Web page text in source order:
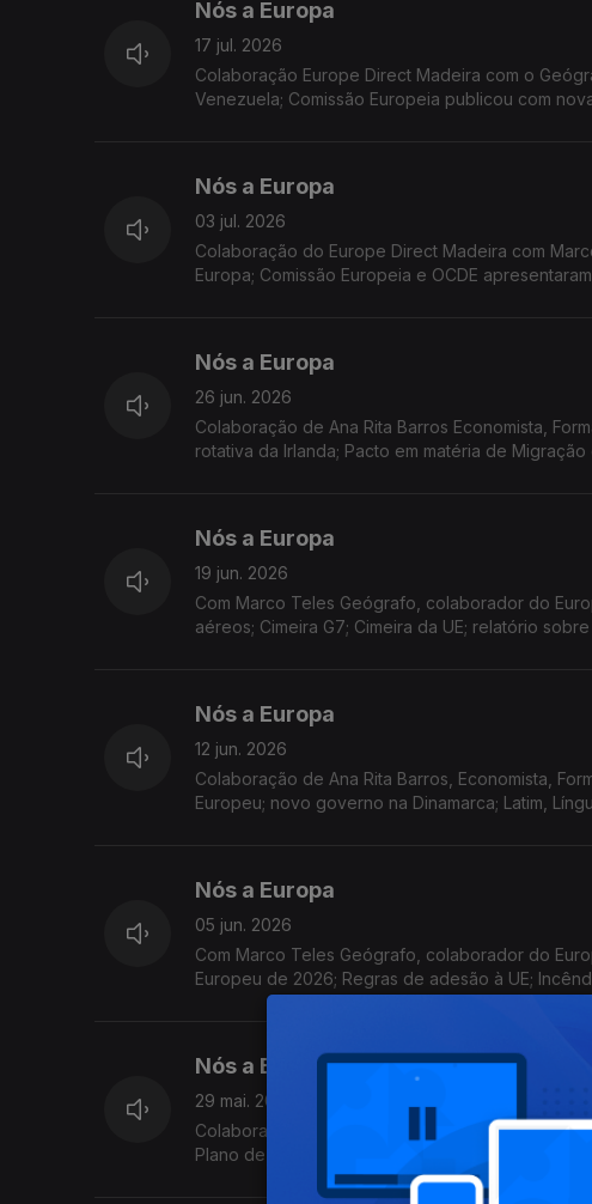
Nós a Europa
17 jul. 2026
Colaboração Europe Direct Madeira com o Geógrafo Marco Teles. Temas: Financiamento humanitário
Venezuela; Comissão Europeia publicou com
Nós a Europa
03 jul. 2026
Colaboração do Europe Direct Madeira com
Europa; Comissão Europeia e OCDE
Nós a Europa
26 jun. 2026
Colaboração de Ana Rita Barros Economista,
rotativa da Irlanda; Pacto em matéria de
Nós a Europa
19 jun. 2026
Com Marco Teles Geógrafo, colaborador do
aéreos; Cimeira G7; Cimeira da UE; relatório
Nós a Europa
12 jun. 2026
Colaboração de Ana Rita Barros, Economista,
Europeu; novo governo na Dinamarca; Latim,
Nós a Europa
05 jun. 2026
Com Marco Teles Geógrafo, colaborador do
Europeu de 2026; Regras de adesão à UE;
Sobrecarga, a redução da pegada ecológica e
Nós a Europa
29 mai. 2026
Colaboração de Ana Rita Barros Economista,
Plano de Ação da UE sobre Abastecimento e
de Seleção de Pessoal